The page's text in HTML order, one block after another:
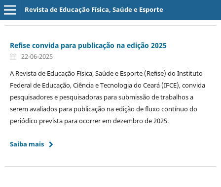
Revista de Educação Física, Saúde e Esporte
Refise convida para publicação na edição 2025
22-06-2025
A Revista de Educação Física, Saúde e Esporte (Refise) do Instituto
Federal de Educação, Ciência e Tecnologia do Ceará (IFCE), convida
pesquisadores e pesquisadoras para submissão de trabalhos a
serem avaliados para publicação na edição de fluxo contínuo do
periódico prevista para ocorrer em dezembro de 2025.
Saiba mais